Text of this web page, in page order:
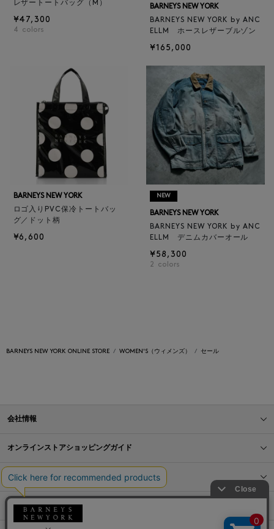
レザートートバッグ（M）
¥47,300
4 colors
BARNEYS NEW YORK
BARNEYS NEW YORK by ANC
ELLM ホースレザーブルゾン
¥165,000
BARNEYS NEW YORK
ロゴ入りPVC保冷トートバッ
グ／ドット柄
¥6,600
NEW
BARNEYS NEW YORK
BARNEYS NEW YORK by ANC
ELLM デニムカバーオール
¥58,300
2 colors
BARNEYS NEW YORK ONLINE STORE WOMEN'S（ウィメンズ） セール
会社情報
オンラインストアショッピングガイド
店舗情報
サービス